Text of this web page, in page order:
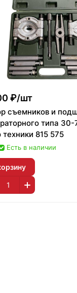
₽/шт
съемников и
типа
815 575
Есть в наличии